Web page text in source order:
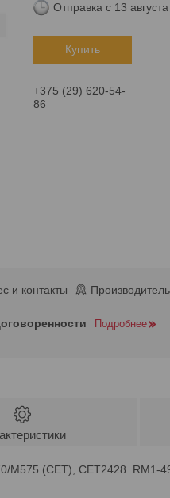
Отправка с 13
Купить
+375 (29) 620-54-
86
и контакты
Подробнее
M575 (CET), CET2428 RM1-